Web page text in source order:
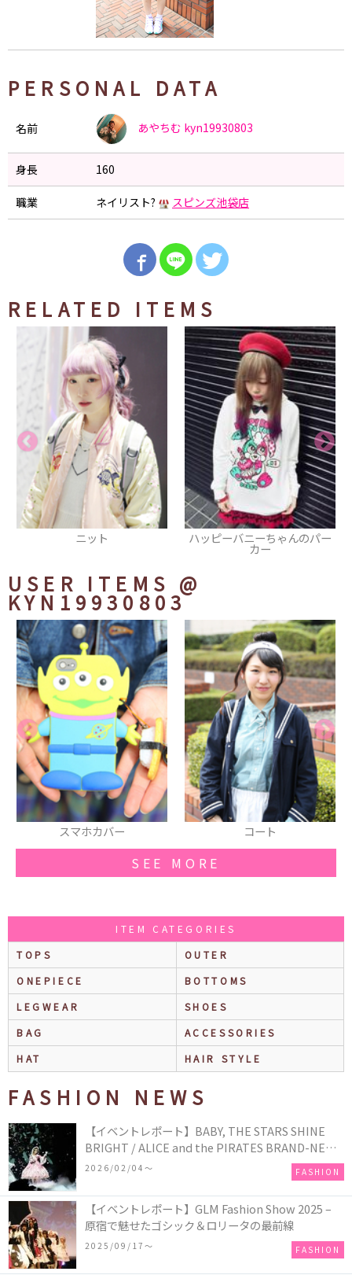
PERSONAL DATA
名前 あやちむ kyn19930803
身長 160
職業 ネイリスト? スピンズ池袋店
RELATED ITEMS
ハッピーバニーちゃんのパー
カー
ショートブーツ
USER ITEMS @
KYN19930803
コート スウェット
SEE MORE
ITEM CATEGORIES
TOPS
OUTER
ONEPIECE
BOTTOMS
LEGWEAR
SHOES
BAG
ACCESSORIES
HAT
HAIR STYLE
FASHION NEWS
【イベントレポート】BABY, THE STARS SHINE
BRIGHT / ALICE and the PIRATES BRAND-NEW
COLLECTION in TOKYO
2026/02/04〜 FASHION
【イベントレポート】GLM Fashion Show 2025 –
原宿で魅せたゴシック＆ロリータの最前線
2025/09/17〜 FASHION